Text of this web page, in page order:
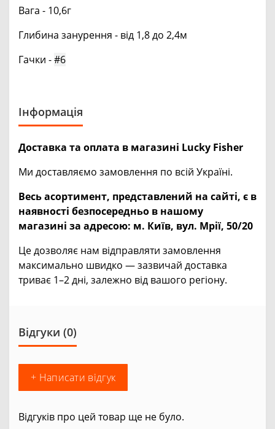
Вага - 10,6г
Глибина занурення - від 1,8 до 2,4м
Гачки -#6
Інформація
Доставка та оплата в магазині Lucky Fisher
Ми доставляємо замовлення по всій Україні.
Весь асортимент, представлений на сайті, є в
наявності безпосередньо в нашому
магазині за адресою: м. Київ, вул. Мрії, 50/20
Це дозволяє нам відправляти замовлення
максимально швидко — зазвичай доставка
триває 1–2 дні, залежно від вашого регіону.
Відгуки (0)
+ Написати відгук
Відгуків про цей товар ще не було.